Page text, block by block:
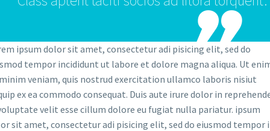
ipsum dolor sit amet, consectetur adi pisicing elit, sed do
tempor incididunt ut labore et dolore magna aliqua. Ut
veniam, quis nostrud exercitation ullamco laboris nisiut
ex ea commodo consequat. Duis aute irure dolor in
velit esse cillum dolore eu fugiat nulla pariatur. ipsum
sit amet, consectetur adi pisicing elit, sed do eiusmod tempor